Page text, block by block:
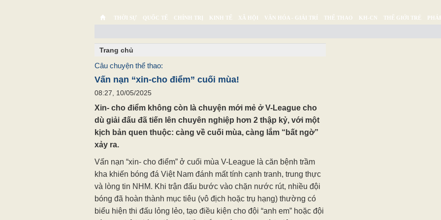
THỜI SỰ QUỐC TẾ CHÍNH TRỊ KINH TẾ XÃ HỘI VĂN HÓA - GIẢI TRÍ THỂ THAO KH-CN THẾ GIỚI TRẺ
Trang chủ
Câu chuyện thể thao:
Vấn nạn “xin-cho điểm” cuối mùa!
08:27, 10/05/2025
Xin- cho điểm không còn là chuyện mới mẻ ở V-League cho
dù giải đấu đã tiến lên chuyên nghiệp hơn 2 thập kỷ, với một
kịch bản quen thuộc: càng về cuối mùa, càng lắm “bất ngờ”
xảy ra.
Vấn nạn “xin- cho điểm” ở cuối mùa V-League là căn bệnh trầm
kha khiến bóng đá Việt Nam đánh mất tính cạnh tranh, trung thực
và lòng tin NHM. Khi trận đấu bước vào chặn nước rút, nhiều đội
bóng đã hoàn thành mục tiêu (vô địch hoặc trụ hạng) thường có
biểu hiện thi đấu lỏng lẻo, tạo điều kiện cho đội “anh em” hoặc đội